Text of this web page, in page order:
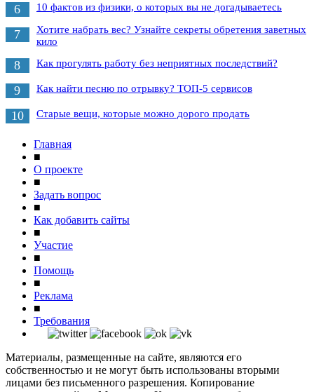
6 10 фактов из физики, о которых вы не догадываетесь
7
Хотите набрать вес? Узнайте секреты обретения заветных
кило
8 Как прогулять работу без неприятных последствий?
9 Как найти песню по отрывку? ТОП-5 сервисов
10 Старые вещи, которые можно дорого продать
Главная
■
О проекте
■
Задать вопрос
■
Как добавить сайты
■
Участие
■
Помощь
■
Реклама
■
Требования
Материалы, размещенные на сайте, являются его
собственностью и не могут быть использованы вторыми
лицами без письменного разрешения. Копирование